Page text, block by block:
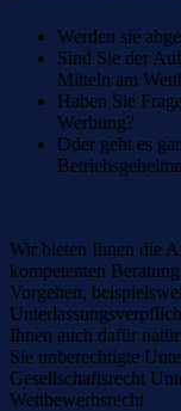
Werden sie
Sind Sie der
Mitteln am
Haben Sie
Werbung?
Oder geht es
Wir bieten Ihnen die
kompetenten
Vorgehen,
Ihnen auch dafür
Sie unberechtigte
Gesellschaftsrecht
Wettbewerbsrecht